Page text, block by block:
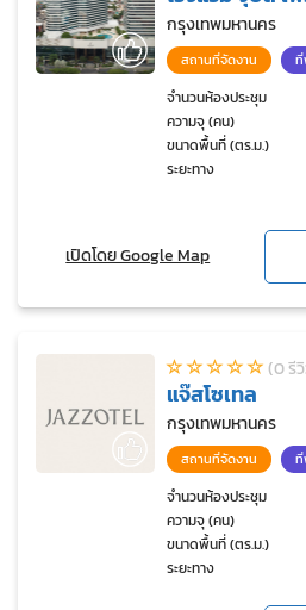
กรุงเทพมหานคร
สถานที่จัดงาน
จำนวนห้องประชุม
ความจุ (คน)
ขนาดพื้นที่ (ตร.ม.)
ระยะทาง
เปิดโดย Google Map
(0 รี
แจ๊สโซเทล
กรุงเทพมหานคร
สถานที่จัดงาน
จำนวนห้องประชุม
ความจุ (คน)
ขนาดพื้นที่ (ตร.ม.)
ระยะทาง